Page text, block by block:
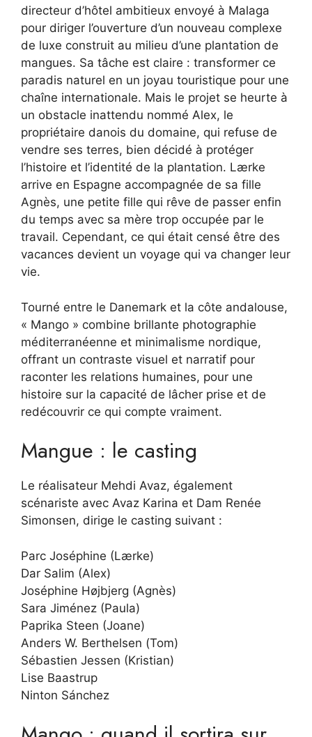
directeur d’hôtel ambitieux envoyé à Malaga
pour diriger l’ouverture d’un nouveau complexe
de luxe construit au milieu d’une plantation de
mangues. Sa tâche est claire : transformer ce
paradis naturel en un joyau touristique pour une
chaîne internationale. Mais le projet se heurte à
un obstacle inattendu nommé Alex, le
propriétaire danois du domaine, qui refuse de
vendre ses terres, bien décidé à protéger
l’histoire et l’identité de la plantation. Lærke
arrive en Espagne accompagnée de sa fille
Agnès, une petite fille qui rêve de passer enfin
du temps avec sa mère trop occupée par le
travail. Cependant, ce qui était censé être des
vacances devient un voyage qui va changer leur
vie.
Tourné entre le Danemark et la côte andalouse,
« Mango » combine brillante photographie
méditerranéenne et minimalisme nordique,
offrant un contraste visuel et narratif pour
raconter les relations humaines, pour une
histoire sur la capacité de lâcher prise et de
redécouvrir ce qui compte vraiment.
Mangue : le casting
Le réalisateur Mehdi Avaz, également
scénariste avec Avaz Karina et Dam Renée
Simonsen, dirige le casting suivant :
Parc Joséphine (Lærke)
Dar Salim (Alex)
Joséphine Højbjerg (Agnès)
Sara Jiménez (Paula)
Paprika Steen (Joane)
Anders W. Berthelsen (Tom)
Sébastien Jessen (Kristian)
Lise Baastrup
Ninton Sánchez